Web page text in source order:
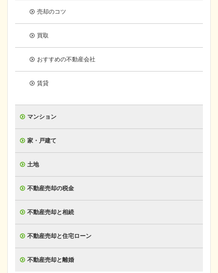
売却のコツ
買取
おすすめの不動産会社
賃貸
マンション
家・戸建て
土地
不動産売却の税金
不動産売却と相続
不動産売却と住宅ローン
不動産売却と離婚